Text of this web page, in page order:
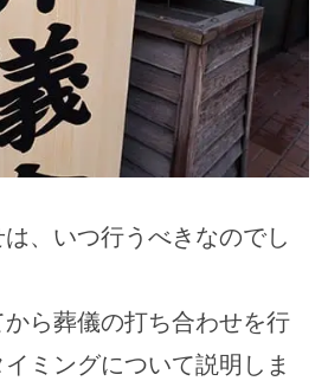
、いつ行うべきなのでし
ら葬儀の打ち合わせを行
ミングについて説明しま